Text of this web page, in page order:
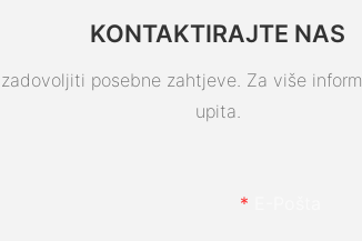
KONTAKTIRAJTE NAS
posebne zahtjeve. Za više
upita.